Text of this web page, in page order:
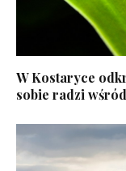
W Kostaryce
sobie radzi